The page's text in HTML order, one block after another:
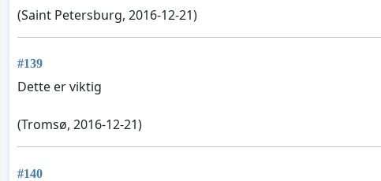
(Saint Petersburg, 2016-12-21)
#139
Dette er viktig
(Tromsø, 2016-12-21)
#140